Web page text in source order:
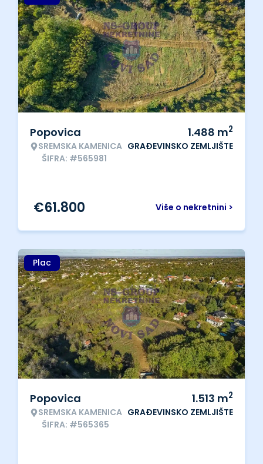
Popovica
SREMSKA KAMENICA
ŠIFRA: #565981
1.488 m2
GRAĐEVINSKO ZEMLJIŠTE
Više o nekretnini >
€61.800
Plac
Popovica
SREMSKA KAMENICA
ŠIFRA: #565365
1.513 m2
GRAĐEVINSKO ZEMLJIŠTE